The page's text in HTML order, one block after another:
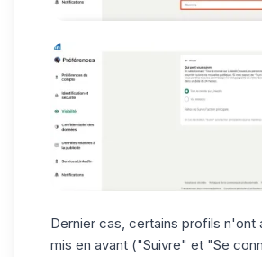
Dernier cas, certains profils n'ont
mis en avant ("Suivre" et "Se